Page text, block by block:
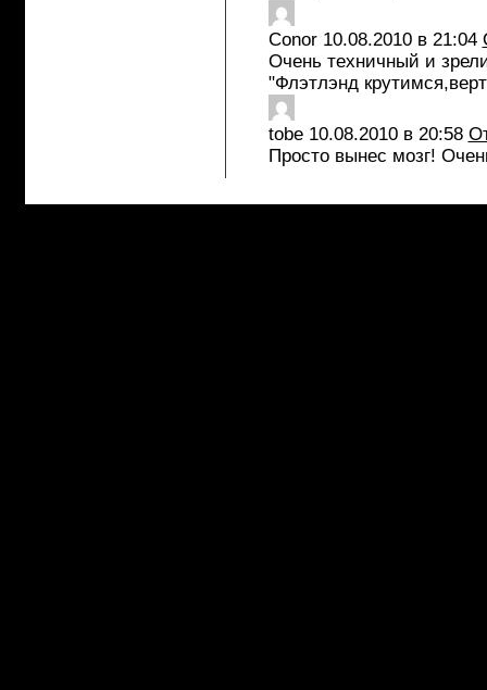
Conor 10.08.2010 в 21:04
Очень техничный и
"Флэтлэнд
tobe 10.08.2010 в 20:58
Просто вынес мозг!